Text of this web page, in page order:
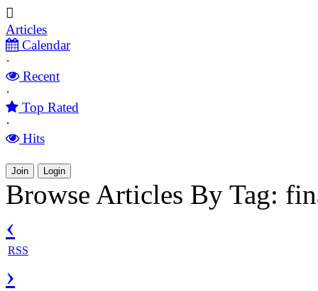
Articles
Calendar
·
Recent
·
Top Rated
·
Hits
Join Login
Browse Articles By Tag:
‹
RSS
›